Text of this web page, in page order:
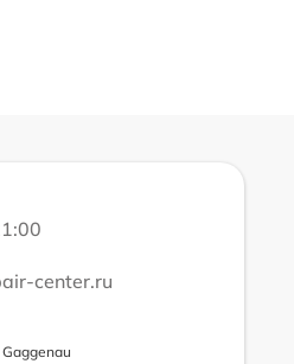
center.ru